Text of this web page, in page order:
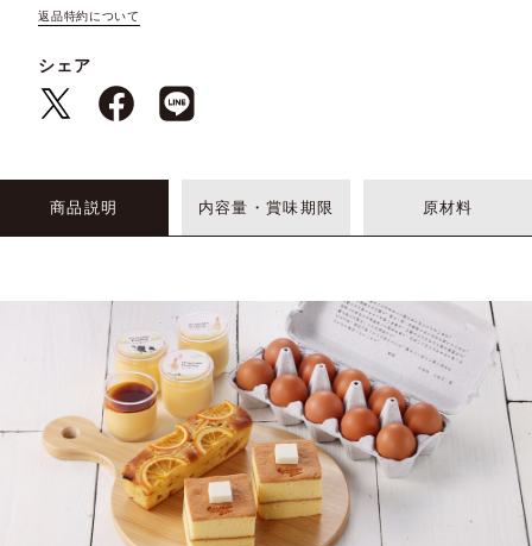
返品特約について
シェア
商品説明 内容量・賞味期限 原材料